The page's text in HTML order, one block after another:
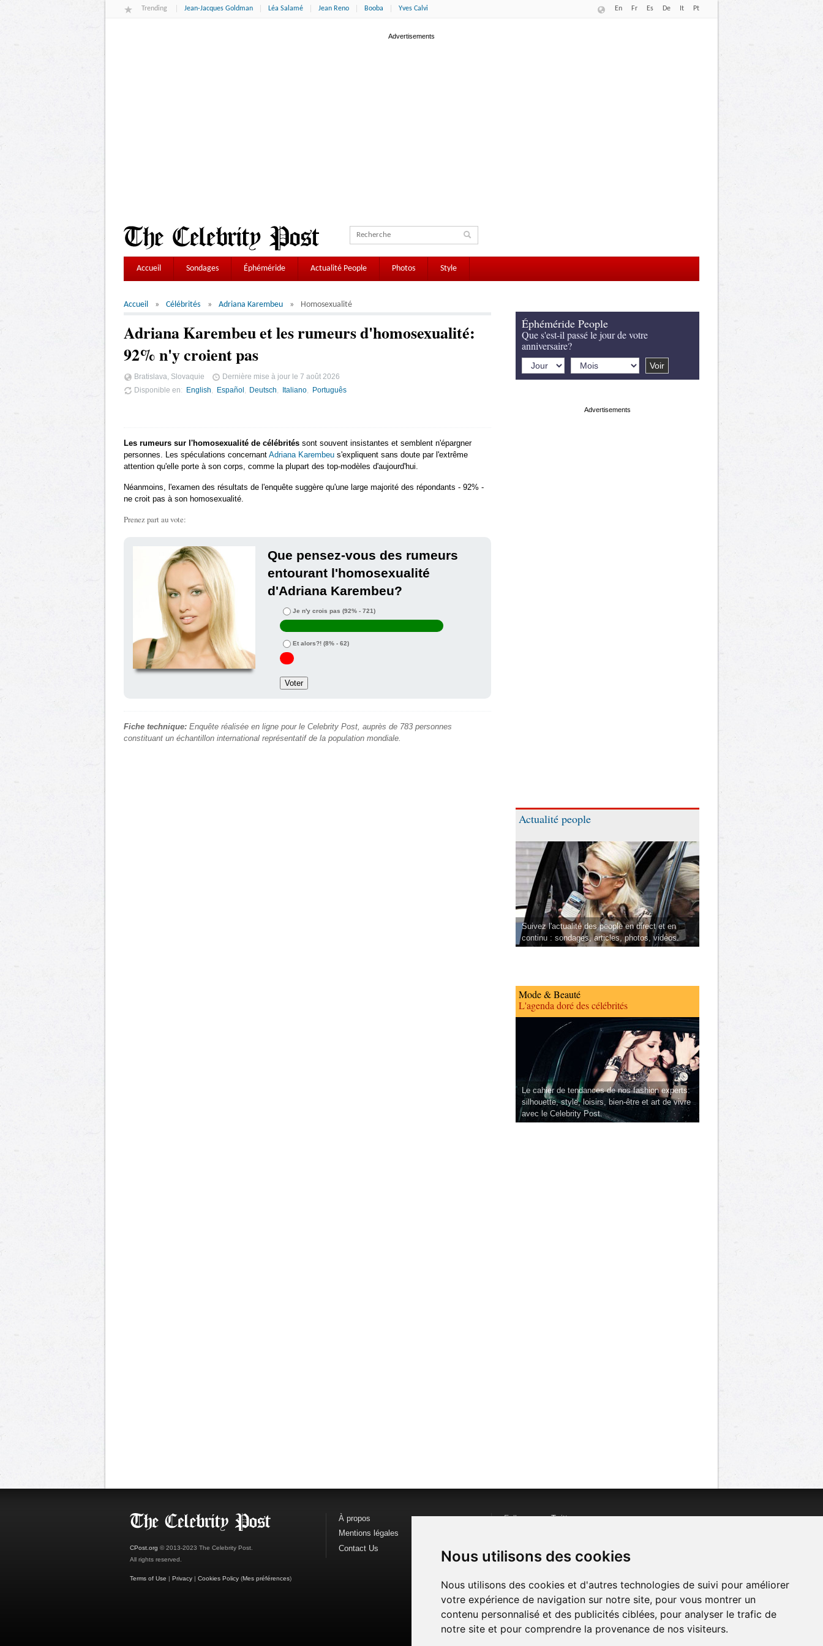
Nous utilisons des cookies
Nous utilisons des cookies et d'autres technologies de suivi pour améliorer
votre expérience de navigation sur notre site, pour vous montrer un
contenu personnalisé et des publicités ciblées, pour analyser le trafic de
notre site et pour comprendre la provenance de nos visiteurs.
Trending Jean-Jacques Goldman Léa Salamé Jean Reno Booba Yves Calvi En Fr Es De It Pt
Accueil Sondages Éphéméride Actualité People Photos Style
Accueil Célébrités Adriana Karembeu Homosexualité
Adriana Karembeu et les rumeurs d'homosexualité:
92% n'y croient pas
Bratislava, Slovaquie Dernière mise à jour le 7 août 2026
Disponible en
English Español Deutsch Italiano Português
Les rumeurs sur l'homosexualité de célébrités sont souvent insistantes et semblent n'épargner
personnes. Les spéculations concernant Adriana Karembeu s'expliquent sans doute par l'extrême
attention qu'elle porte à son corps, comme la plupart des top-modèles d'aujourd'hui.
Néanmoins, l'examen des résultats de l'enquête suggère qu'une large majorité des répondants - 92% -
ne croit pas à son homosexualité.
Prenez part au vote:
Que pensez-vous des rumeurs
entourant l'homosexualité
d'Adriana Karembeu?
Je n'y crois pas (92% - 721)
Et alors?! (8% - 62)
Fiche technique: Enquête réalisée en ligne pour le Celebrity Post, auprès de 783 personnes
constituant un échantillon international représentatif de la population mondiale.
Éphéméride People
Que s'est-il passé le jour de votre
anniversaire?
Actualité people
Suivez l'actualité des people en direct et en
continu : sondages, articles, photos, vidéos.
Mode & Beauté
L'agenda doré des célébrités
Le cahier de tendances de nos fashion experts:
silhouette, style, loisirs, bien-être et art de vivre
avec le Celebrity Post.
CPost.org © 2013-2023 The Celebrity Post.
All rights reserved.
Terms of Use | Privacy | Cookies Policy (Mes préférences)
À propos
Mentions légales
Contact Us
Follow us onTwitter
Watch us on